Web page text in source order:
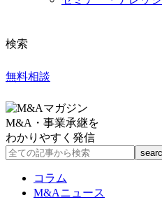
検索
無料相談
M&A・事業承継を
わかりやすく発信
コラム
M&Aニュース